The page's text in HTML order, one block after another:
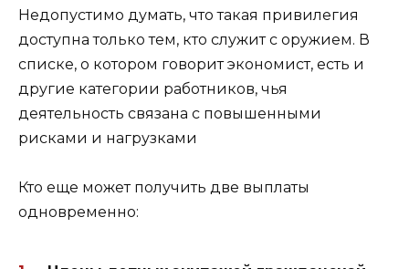
Недопустимо думать, что такая привилегия
доступна только тем, кто служит с оружием. В
списке, о котором говорит экономист, есть и
другие категории работников, чья
деятельность связана с повышенными
рисками и нагрузками
Кто еще может получить две выплаты
одновременно: